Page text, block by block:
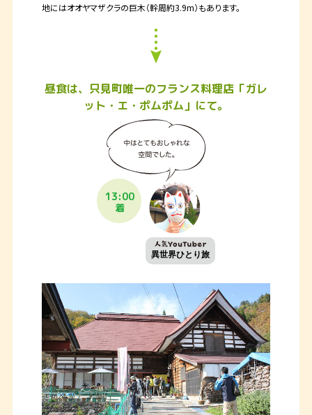
地にはオオヤマザクラの巨木（幹周約3.9m）もあります。
昼食は、只見町唯一のフランス料理店「ガレ
ット・エ・ポムポム」にて。
13:00
着
異世界ひとり旅